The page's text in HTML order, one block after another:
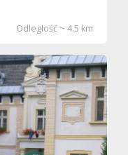
Odległość ~ 4.5 km